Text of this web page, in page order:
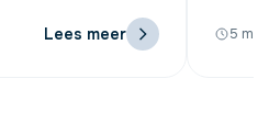
Lees meer 5 min